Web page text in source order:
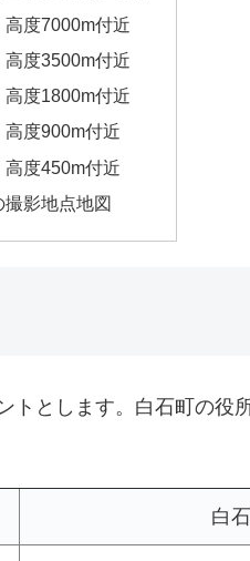
高度7000m付近
高度3500m付近
高度1800m付近
高度900m付近
高度450m付近
撮影地点地図
トとします。白石町の役
白石